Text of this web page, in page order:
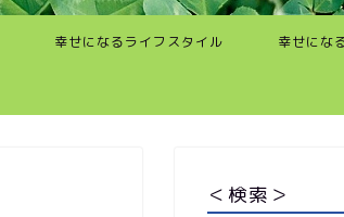
幸せになるライフスタイル 幸せにな
＜検索＞